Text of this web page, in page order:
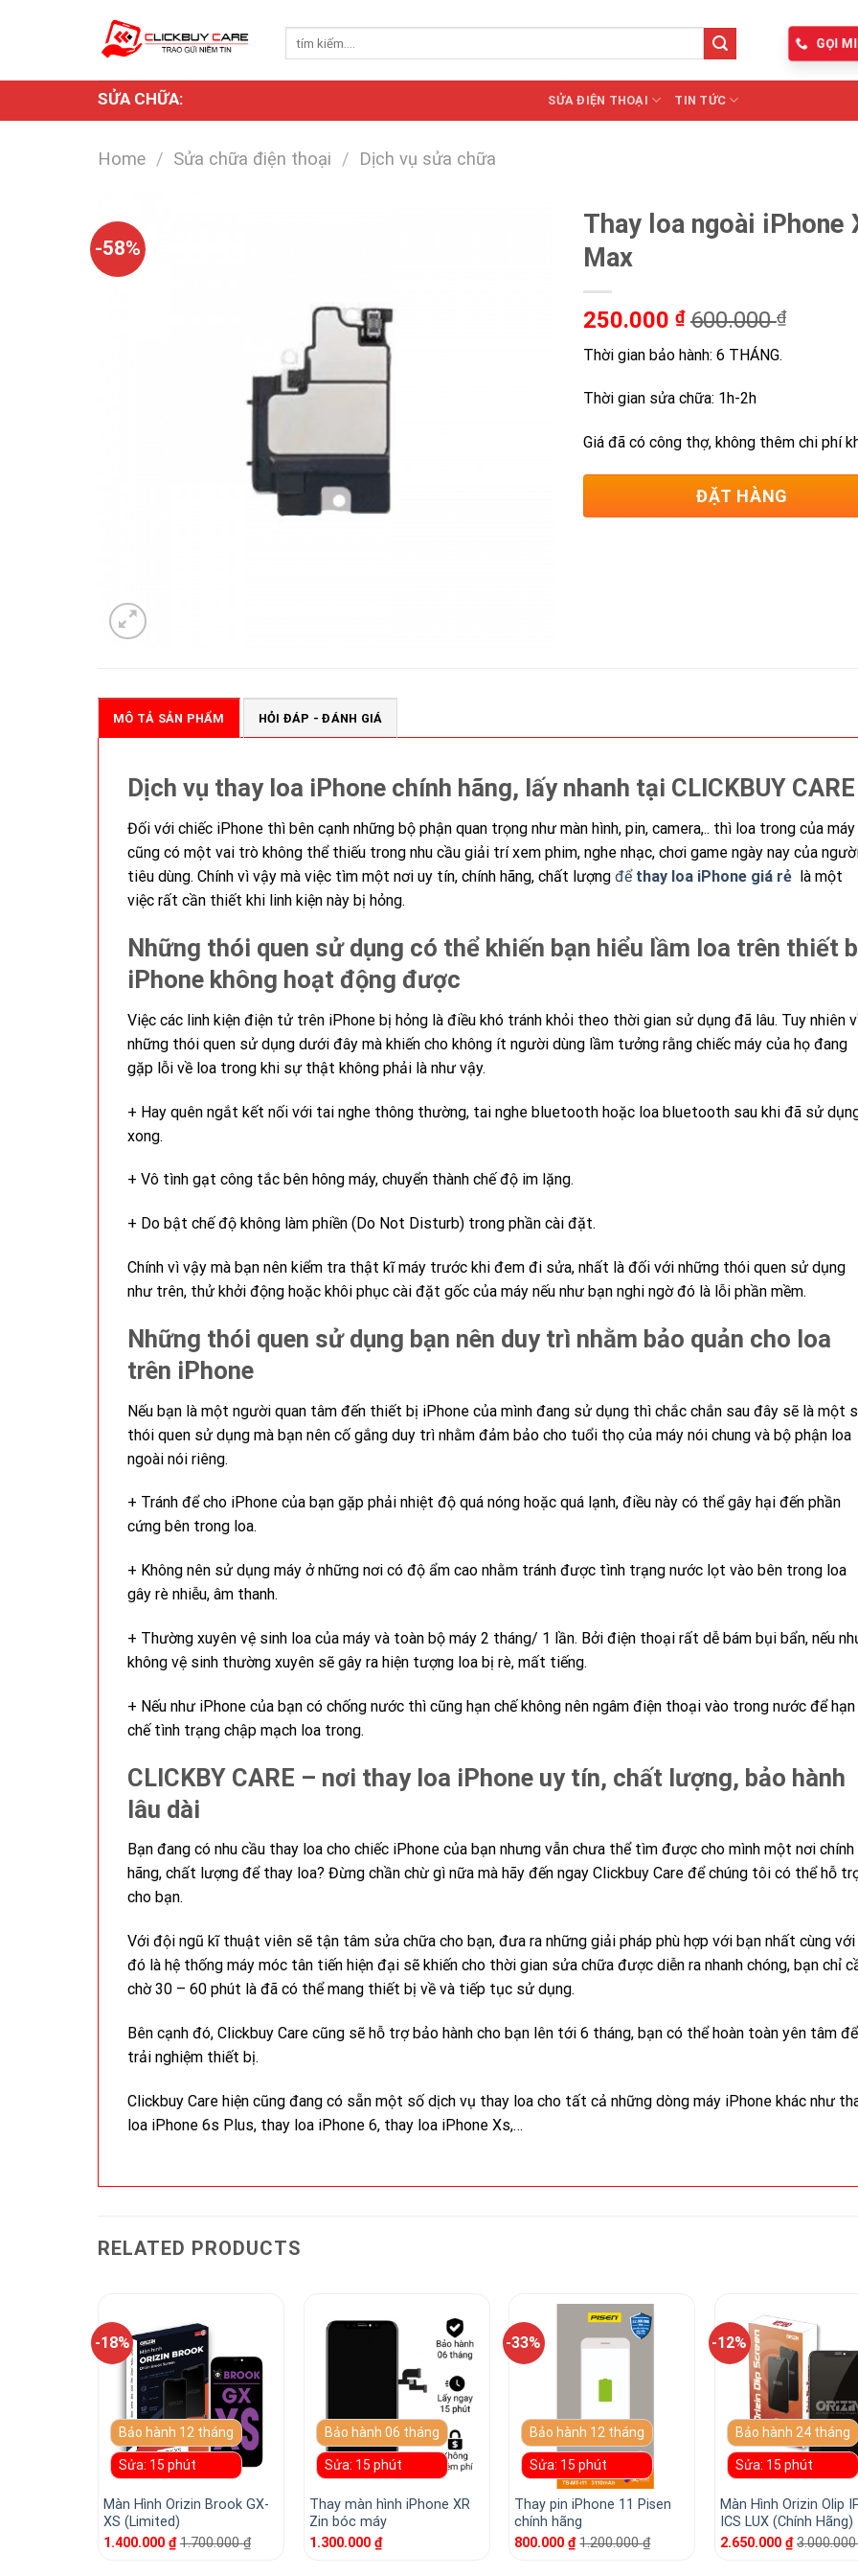
GỌI
SỬA CHỮA: SỬA ĐIỆN THOẠI TIN TỨC
Home / Sửa chữa điện thoại / Dịch vụ sửa chữa
-58%
Thay loa ngoài iPhone
Max
250.000 ₫ 600.000₫
Thời gian bảo hành: 6 THÁNG.
Thời gian sửa chữa: 1h-2h
Giá đã có công thợ, không thêm chi phí
ĐẶT HÀNG
MÔ TẢ SẢN PHẨM HỎI ĐÁP - ĐÁNH GIÁ
Dịch vụ thay loa iPhone chính hãng, lấy nhanh tại CLICKBUY CARE
Đối với chiếc iPhone thì bên cạnh những bộ phận quan trọng như màn hình, pin, camera,.. thì loa trong của máy
cũng có một vai trò không thể thiếu trong nhu cầu giải trí xem phim, nghe nhạc, chơi game ngày nay của
tiêu dùng. Chính vì vậy mà việc tìm một nơi uy tín, chính hãng, chất lượng để thay loa iPhone giá rẻ
là một
việc rất cần thiết khi linh kiện này bị hỏng.
Những thói quen sử dụng có thể khiến bạn hiểu lầm loa trên thiết
iPhone không hoạt động được
Việc các linh kiện điện tử trên iPhone bị hỏng là điều khó tránh khỏi theo thời gian sử dụng đã lâu. Tuy nhiên
những thói quen sử dụng dưới đây mà khiến cho không ít người dùng lầm tưởng rằng chiếc máy của họ đang
gặp lỗi về loa trong khi sự thật không phải là như vậy.
+ Hay quên ngắt kết nối với tai nghe thông thường, tai nghe bluetooth hoặc loa bluetooth sau khi đã sử
xong.
+ Vô tình gạt công tắc bên hông máy, chuyển thành chế độ im lặng.
+ Do bật chế độ không làm phiền (Do Not Disturb) trong phần cài đặt.
Chính vì vậy mà bạn nên kiểm tra thật kĩ máy trước khi đem đi sửa, nhất là đối với những thói quen sử dụng
như trên, thử khởi động hoặc khôi phục cài đặt gốc của máy nếu như bạn nghi ngờ đó là lỗi phần mềm.
Những thói quen sử dụng bạn nên duy trì nhằm bảo quản cho loa
trên iPhone
Nếu bạn là một người quan tâm đến thiết bị iPhone của mình đang sử dụng thì chắc chắn sau đây sẽ là một
thói quen sử dụng mà bạn nên cố gắng duy trì nhằm đảm bảo cho tuổi thọ của máy nói chung và bộ phận loa
ngoài nói riêng.
+ Tránh để cho iPhone của bạn gặp phải nhiệt độ quá nóng hoặc quá lạnh, điều này có thể gây hại đến phần
cứng bên trong loa.
+ Không nên sử dụng máy ở những nơi có độ ẩm cao nhằm tránh được tình trạng nước lọt vào bên trong loa
gây rè nhiễu, âm thanh.
+ Thường xuyên vệ sinh loa của máy và toàn bộ máy 2 tháng/ 1 lần. Bởi điện thoại rất dễ bám bụi bẩn, nếu
không vệ sinh thường xuyên sẽ gây ra hiện tượng loa bị rè, mất tiếng.
+ Nếu như iPhone của bạn có chống nước thì cũng hạn chế không nên ngâm điện thoại vào trong nước để hạn
chế tình trạng chập mạch loa trong.
CLICKBY CARE – nơi thay loa iPhone uy tín, chất lượng, bảo hành
lâu dài
Bạn đang có nhu cầu thay loa cho chiếc iPhone của bạn nhưng vẫn chưa thể tìm được cho mình một nơi chính
hãng, chất lượng để thay loa? Đừng chần chừ gì nữa mà hãy đến ngay Clickbuy Care để chúng tôi có thể hỗ
cho bạn.
Với đội ngũ kĩ thuật viên sẽ tận tâm sửa chữa cho bạn, đưa ra những giải pháp phù hợp với bạn nhất cùng với
đó là hệ thống máy móc tân tiến hiện đại sẽ khiến cho thời gian sửa chữa được diễn ra nhanh chóng, bạn chỉ
chờ 30 – 60 phút là đã có thể mang thiết bị về và tiếp tục sử dụng.
Bên cạnh đó, Clickbuy Care cũng sẽ hỗ trợ bảo hành cho bạn lên tới 6 tháng, bạn có thể hoàn toàn yên tâm để
trải nghiệm thiết bị.
Clickbuy Care hiện cũng đang có sẵn một số dịch vụ thay loa cho tất cả những dòng máy iPhone khác như
loa iPhone 6s Plus, thay loa iPhone 6, thay loa iPhone Xs,…
RELATED PRODUCTS
-18%
Bảo hành 12 tháng
Sửa: 15 phút
Màn Hình Orizin Brook GX-
XS (Limited)
1.400.000 ₫ 1.700.000₫
Bảo hành 06 tháng
Sửa: 15 phút
Thay màn hình iPhone XR
Zin bóc máy
1.300.000 ₫
-33%
Bảo hành 12 tháng
Sửa: 15 phút
Thay pin iPhone 11 Pisen
chính hãng
800.000₫ 1.200.000₫
-12%
Bảo hành 24 tháng
Sửa: 15 phút
Màn Hình Orizin Olip
ICS LUX (Chính Hãng)
2.650.000₫